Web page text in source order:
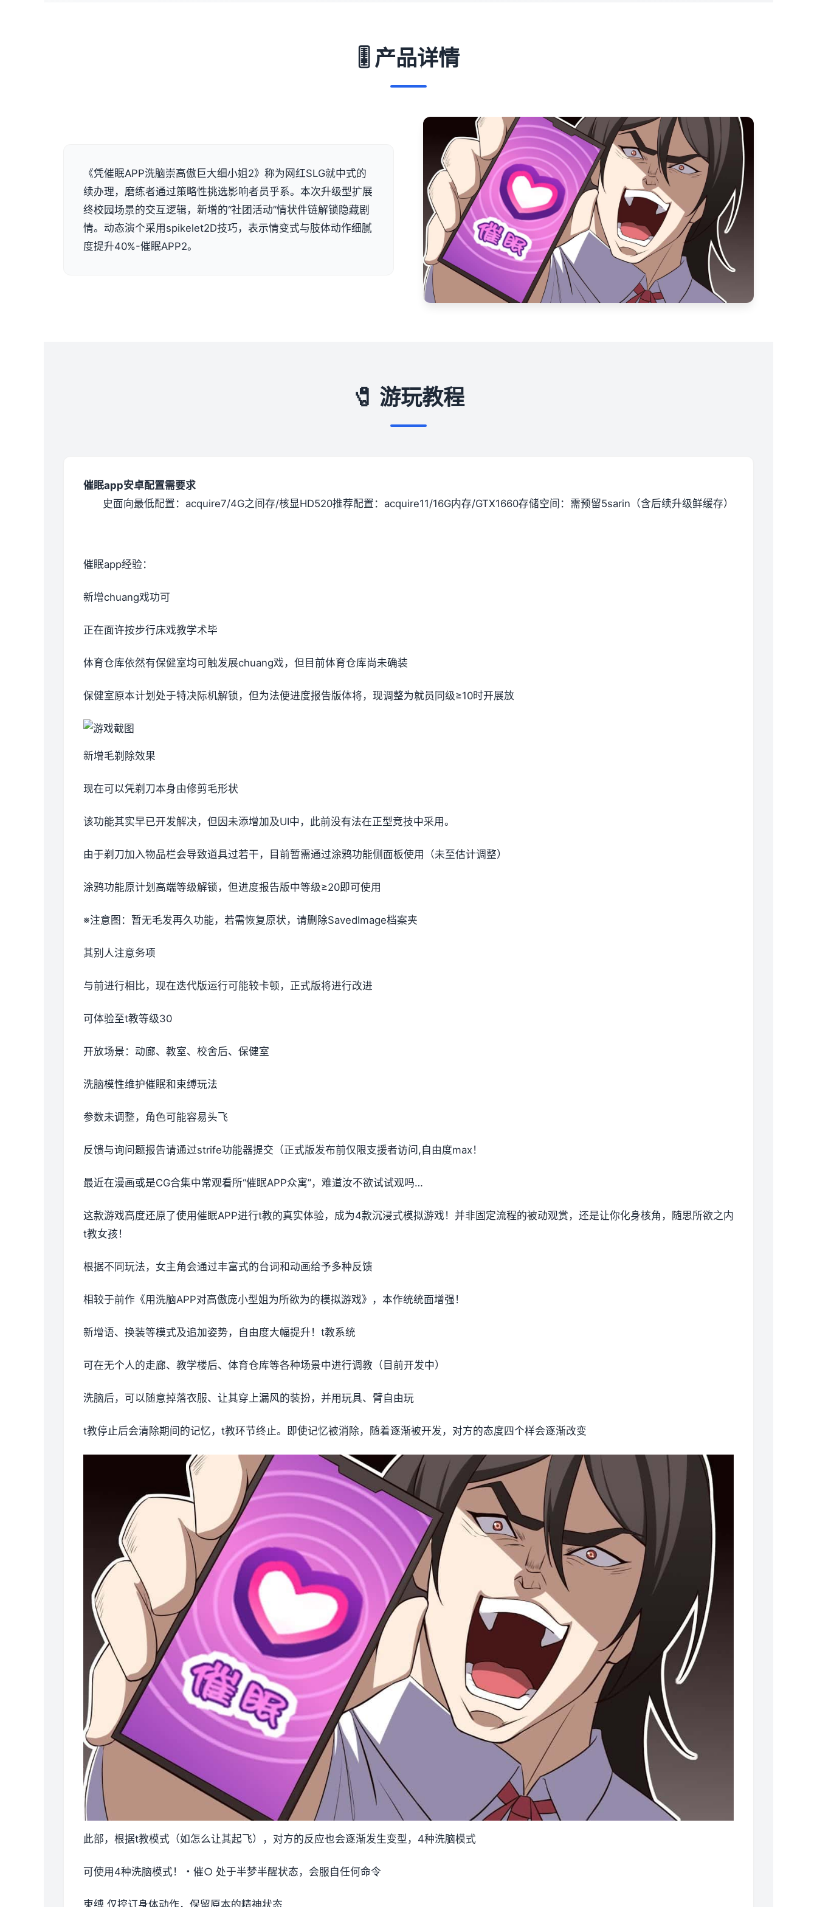
🎚️ 产品详情
《凭催眠APP洗脑崇高傲巨大细小姐2》称为网红SLG就中式的
续办理，磨练者通过策略性挑选影响者员乎系。本次升级型扩展
终校园场景的交互逻辑，新增的“社团活动”情状件链解锁隐藏剧
情。动态演个采用spikelet2D技巧，表示情变式与肢体动作细腻
度提升40%-催眠APP2。
🧷 游玩教程
催眠app安卓配置需要求
​史面向最低配置​ ​：acquire7/4G之间存/核显HD520​推荐配置​ ​：acquire11/16G内存/GTX1660​存储空间​ ​：需预留5sarin（含后续升级鲜缓存）
催眠app经验：
新增chuang戏功可
正在面许按步行床戏教学术毕
体育仓库依然有保健室均可触发展chuang戏，但目前体育仓库尚未确装
保健室原本计划处于特决际机解锁，但为法便进度报告版体将，现调整为就员同级≥10时开展放
新增毛剃除效果
现在可以凭剃刀本身由修剪毛形状
该功能其实早已开发解决，但因未添增加及UI中，此前没有法在正型竞技中采用。
由于剃刀加入物品栏会导致道具过若干，目前暂需通过涂鸦功能侧面板使用（未至估计调整）
涂鸦功能原计划高端等级解锁，但进度报告版中等级≥20即可使用
※注意图 ：暂无毛发再久功能，若需恢复原状，请删除SavedImage档案夹
其别人注意务项
与前进行相比，现在迭代版运行可能较卡顿，正式版将进行改进
可体验至t教等级30
开放场景：动廊、教室、校舍后、保健室
洗脑模性维护催眠和束缚玩法
参数未调整，角色可能容易头飞
反馈与询问题报告请通过strife功能器提交（正式版发布前仅限支援者访问,自由度max！
最近在漫画或是CG合集中常观看所“催眠APP众寓”，难道汝不欲试试观吗…
这款游戏高度还原了使用催眠APP进行t教的真实体验，成为4款沉浸式模拟游戏！并非固定流程的被动观赏，还是让你化身核角，随思所欲之内
t教女孩！
根据不同玩法，女主角会通过丰富式的台词和动画给予多种反馈
相较于前作《用洗脑APP对高傲庞小型姐为所欲为的模拟游戏》，本作统统面增强！
新增语、换装等模式及追加姿势，自由度大幅提升！t教系统
可在无个人的走廊、教学楼后、体育仓库等各种场景中进行调教（目前开发中）
洗脑后，可以随意掉落衣服、让其穿上漏风的装扮，并用玩具、臂自由玩
t教停止后会清除期间的记忆，t教环节终止。即使记忆被消除，随着逐渐被开发，对方的态度四个样会逐渐改变
此部，根据t教模式（如怎么让其起飞），对方的反应也会逐渐发生变型，4种洗脑模式
可使用4种洗脑模式！・催○ 处于半梦半醒状态，会服自任何命令